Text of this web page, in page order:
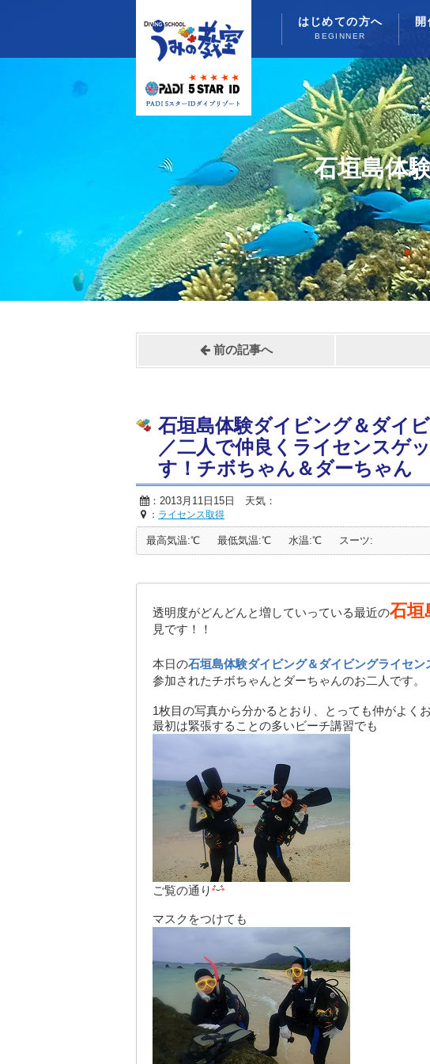
はじめての方へ
BEGINNER
石垣島体
前の記事へ
石垣島体験ダイビング＆ダイ
／二人で仲良くライセンスゲ
す！チボちゃん＆ダーちゃん
：2013月11日15日 天気：
： ライセンス取得
最高気温:℃ 最低気温:℃ 水温:℃ スーツ:
透明度がどんどんと増していっている最近の石垣
見です！！
本日の石垣島体験ダイビング＆ダイビングライセン
参加されたチボちゃんとダーちゃんのお二人です。
1枚目の写真から分かるとおり、とっても仲がよく
最初は緊張することの多いビーチ講習でも
ご覧の通り
マスクをつけても